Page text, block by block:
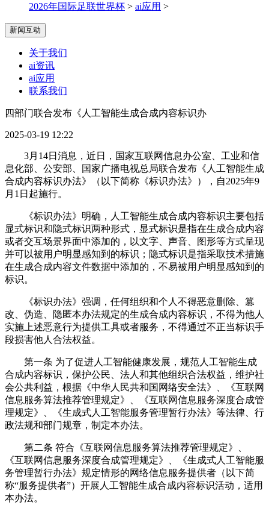
2026年国际足联世界杯 > ai应用 >
新闻互动
关于我们
ai资讯
ai应用
联系我们
四部门联合发布《人工智能生成合成内容标识办
2025-03-19 12:22
3月14日消息，近日，国家互联网信息办公室、工业和信
息化部、公安部、国家广播电视总局联合发布《人工智能生成
合成内容标识办法》（以下简称《标识办法》），自2025年9
月1日起施行。
《标识办法》明确，人工智能生成合成内容标识主要包括
显式标识和隐式标识两种形式，显式标识是指在生成合成内容
或者交互场景界面中添加的，以文字、声音、图形等方式呈现
并可以被用户明显感知到的标识；隐式标识是指采取技术措施
在生成合成内容文件数据中添加的，不易被用户明显感知到的
标识。
《标识办法》强调，任何组织和个人不得恶意删除、篡
改、伪造、隐匿本办法规定的生成合成内容标识，不得为他人
实施上述恶意行为提供工具或者服务，不得通过不正当标识手
段损害他人合法权益。
第一条 为了促进人工智能健康发展，规范人工智能生成
合成内容标识，保护公民、法人和其他组织合法权益，维护社
会公共利益，根据《中华人民共和国网络安全法》、《互联网
信息服务算法推荐管理规定》、《互联网信息服务深度合成管
理规定》、《生成式人工智能服务管理暂行办法》等法律、行
政法规和部门规章，制定本办法。
第二条 符合《互联网信息服务算法推荐管理规定》、
《互联网信息服务深度合成管理规定》、《生成式人工智能服
务管理暂行办法》规定情形的网络信息服务提供者（以下简
称“服务提供者”）开展人工智能生成合成内容标识活动，适用
本办法。